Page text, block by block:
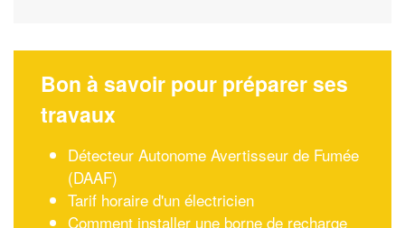
Bon à savoir pour préparer ses
travaux
Détecteur Autonome Avertisseur de Fumée
(DAAF)
Tarif horaire d'un électricien
Comment installer une borne de recharge